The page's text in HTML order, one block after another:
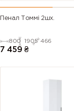
Пенал Томмі 2шх.
800 1905 466
7 459 ₴